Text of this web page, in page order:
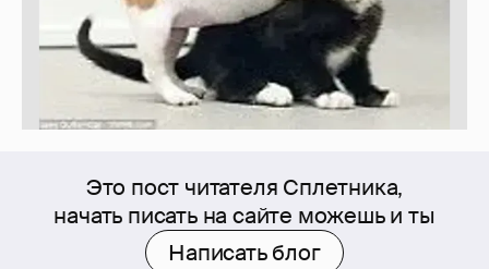
Это пост читателя Сплетника,
начать писать на сайте можешь и ты
Написать блог